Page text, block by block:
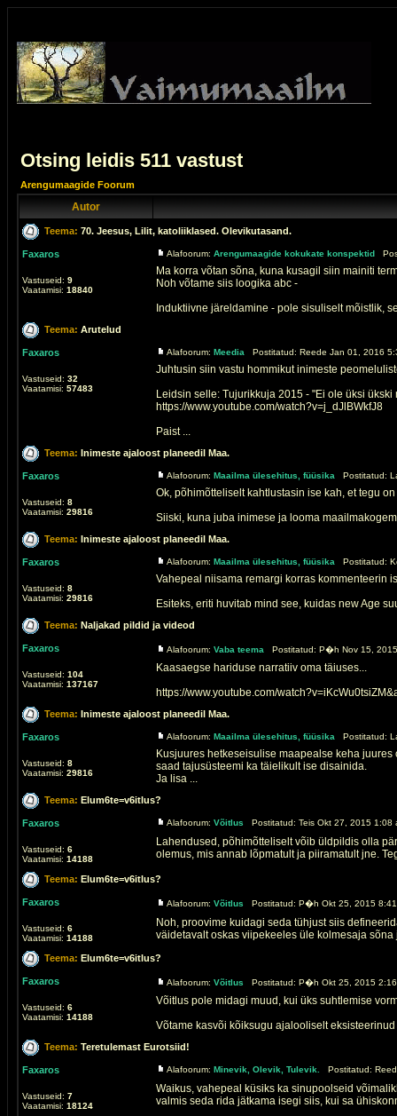
Otsing leidis 511 vastust
Arengumaagide Foorum
Autor
Teema: 70. Jeesus, Lilit, katoliiklased. Olevikutasand.
Faxaros
Vastuseid: 9
Vaatamisi: 18840
Alafoorum: Arengumaagide kokukate konspektid
Ma korra võtan sõna, kuna kusagil siin mainiti
Noh võtame siis loogika abc -
Induktiivne järeldamine - pole sisuliselt mõistlik,
Teema: Arutelud
Faxaros
Vastuseid: 32
Vaatamisi: 57483
Alafoorum: Meedia Postitatud: Reede Jan 01, 2016
Juhtusin siin vastu hommikut inimeste
Leidsin selle: Tujurikkuja 2015 - "Ei ole üksi ükski
https://www.youtube.com/watch?v=j_dJlBWkfJ8
Paist ...
Teema: Inimeste ajaloost planeedil Maa.
Faxaros
Vastuseid: 8
Vaatamisi: 29816
Alafoorum: Maailma ülesehitus, füüsika Postitatud:
Ok, põhimõtteliselt kahtlustasin ise kah, et tegu
Siiski, kuna juba inimese ja looma
Teema: Inimeste ajaloost planeedil Maa.
Faxaros
Vastuseid: 8
Vaatamisi: 29816
Alafoorum: Maailma ülesehitus, füüsika Postitatud:
Vahepeal niisama remargi korras kommenteerin
Esiteks, eriti huvitab mind see, kuidas new Age
Teema: Naljakad pildid ja videod
Faxaros
Vastuseid: 104
Vaatamisi: 137167
Alafoorum: Vaba teema Postitatud: P�h Nov 15,
Kaasaegse hariduse narratiiv oma täiuses...
https://www.youtube.com/
Teema: Inimeste ajaloost planeedil Maa.
Faxaros
Vastuseid: 8
Vaatamisi: 29816
Alafoorum: Maailma ülesehitus, füüsika Postitatud:
Kusjuures hetkeseisulise maapealse keha
saad tajusüsteemi ka täielikult ise disainida.
Ja lisa ...
Teema: Elum6te=v6itlus?
Faxaros
Vastuseid: 6
Vaatamisi: 14188
Alafoorum: Võitlus Postitatud: Teis Okt 27, 2015
Lahendused, põhimõtteliselt võib üldpildis olla
olemus, mis annab lõpmatult ja piiramatult jne.
Teema: Elum6te=v6itlus?
Faxaros
Vastuseid: 6
Vaatamisi: 14188
Alafoorum: Võitlus Postitatud: P�h Okt 25, 2015
Noh, proovime kuidagi seda tühjust siis
väidetavalt oskas viipekeeles üle kolmesaja sõna
Teema: Elum6te=v6itlus?
Faxaros
Vastuseid: 6
Vaatamisi: 14188
Alafoorum: Võitlus Postitatud: P�h Okt 25, 2015
Võitlus pole midagi muud, kui üks suhtlemise
Võtame kasvõi kõiksugu ajalooliselt
Teema: Teretulemast Eurotsiid!
Faxaros
Vastuseid: 7
Vaatamisi: 18124
Alafoorum: Minevik, Olevik, Tulevik. Postitatud:
Waikus, vahepeal küsiks ka sinupoolseid
valmis seda rida jätkama isegi siis, kui sa